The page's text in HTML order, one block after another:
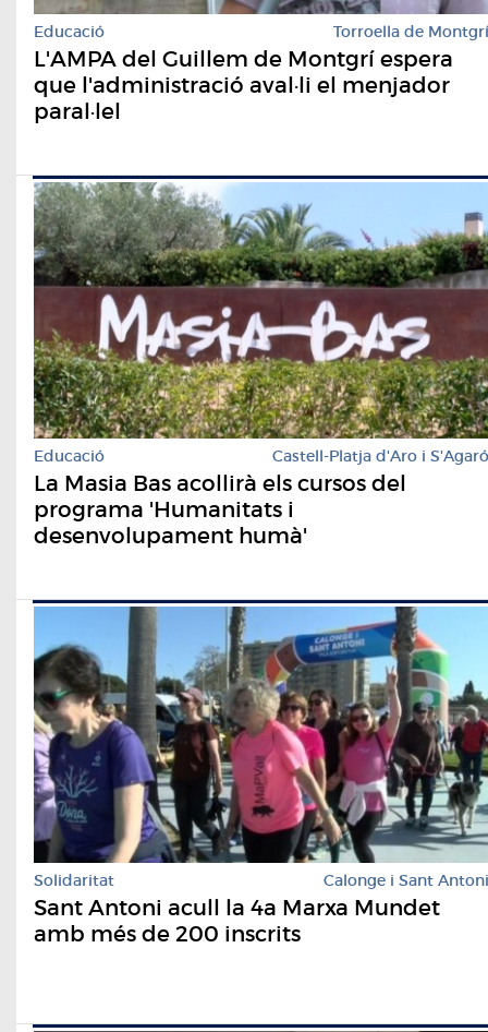
Educació Torroella de Montgrí
L'AMPA del Guillem de Montgrí espera
que l'administració aval·li el menjador
paral·lel
Educació Castell-Platja d'Aro i S'Agaró
La Masia Bas acollirà els cursos del
programa 'Humanitats i
desenvolupament humà'
Solidaritat Calonge i Sant Antoni
Sant Antoni acull la 4a Marxa Mundet
amb més de 200 inscrits